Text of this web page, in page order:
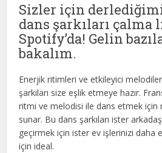
Sizler için
dans şarkıları
Spotify’da! Gelin
bakalım.
Enerjik ritimleri ve etkileyici
şarkıları size eşlik etmeye hazır.
ritmi ve melodisi ile dans etmek için
sunar. Bu dans şarkıları ister
geçirmek için ister ev işlerinizi daha
için ideal.